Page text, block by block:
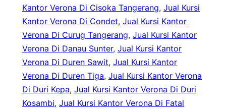
Kantor Verona Di Cisoka Tangerang, Jual Kursi
Kantor Verona Di Condet, Jual Kursi Kantor
Verona Di Curug Tangerang, Jual Kursi Kantor
Verona Di Danau Sunter, Jual Kursi Kantor
Verona Di Duren Sawit, Jual Kursi Kantor
Verona Di Duren Tiga, Jual Kursi Kantor Verona
Di Duri Kepa, Jual Kursi Kantor Verona Di Duri
Kosambi, Jual Kursi Kantor Verona Di Fatal